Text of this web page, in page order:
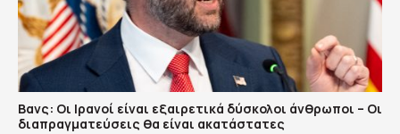
Βανς: Οι Ιρανοί είναι εξαιρετικά δύσκολοι άνθρωποι – Οι
διαπραγματεύσεις θα είναι ακατάστατες